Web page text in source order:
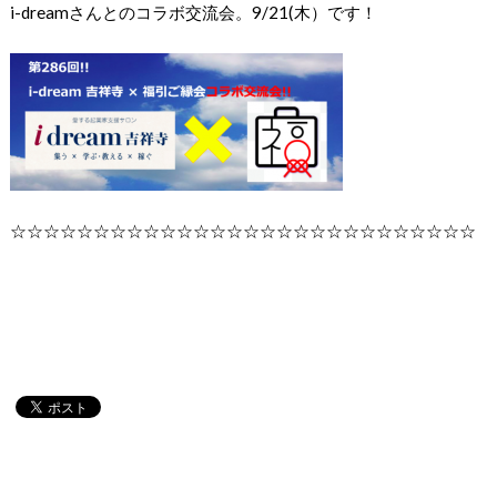
i-dreamさんとのコラボ交流会。9/21(木）です！
☆☆☆☆☆☆☆☆☆☆☆☆☆☆☆☆☆☆☆☆☆☆☆☆☆☆☆☆